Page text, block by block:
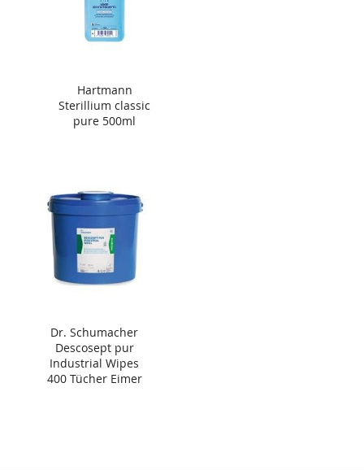
Hartmann
Sterillium classic
pure 500ml
Dr. Schumacher
Descosept pur
Industrial Wipes
400 Tücher Eimer